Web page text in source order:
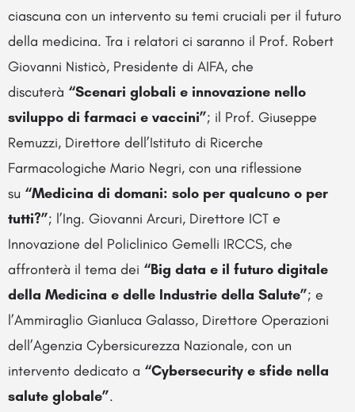
ciascuna con un intervento su temi cruciali per il futuro
della medicina. Tra i relatori ci saranno il Prof. Robert
Giovanni Nisticò, Presidente di AIFA, che
discuterà “Scenari globali e innovazione nello
sviluppo di farmaci e vaccini”; il Prof. Giuseppe
Remuzzi, Direttore dell’Istituto di Ricerche
Farmacologiche Mario Negri, con una riflessione
su “Medicina di domani: solo per qualcuno o per
tutti?”; l’Ing. Giovanni Arcuri, Direttore ICT e
Innovazione del Policlinico Gemelli IRCCS, che
affronterà il tema dei “Big data e il futuro digitale
della Medicina e delle Industrie della Salute”; e
l’Ammiraglio Gianluca Galasso, Direttore Operazioni
dell’Agenzia Cybersicurezza Nazionale, con un
intervento dedicato a “Cybersecurity e sfide nella
salute globale”.